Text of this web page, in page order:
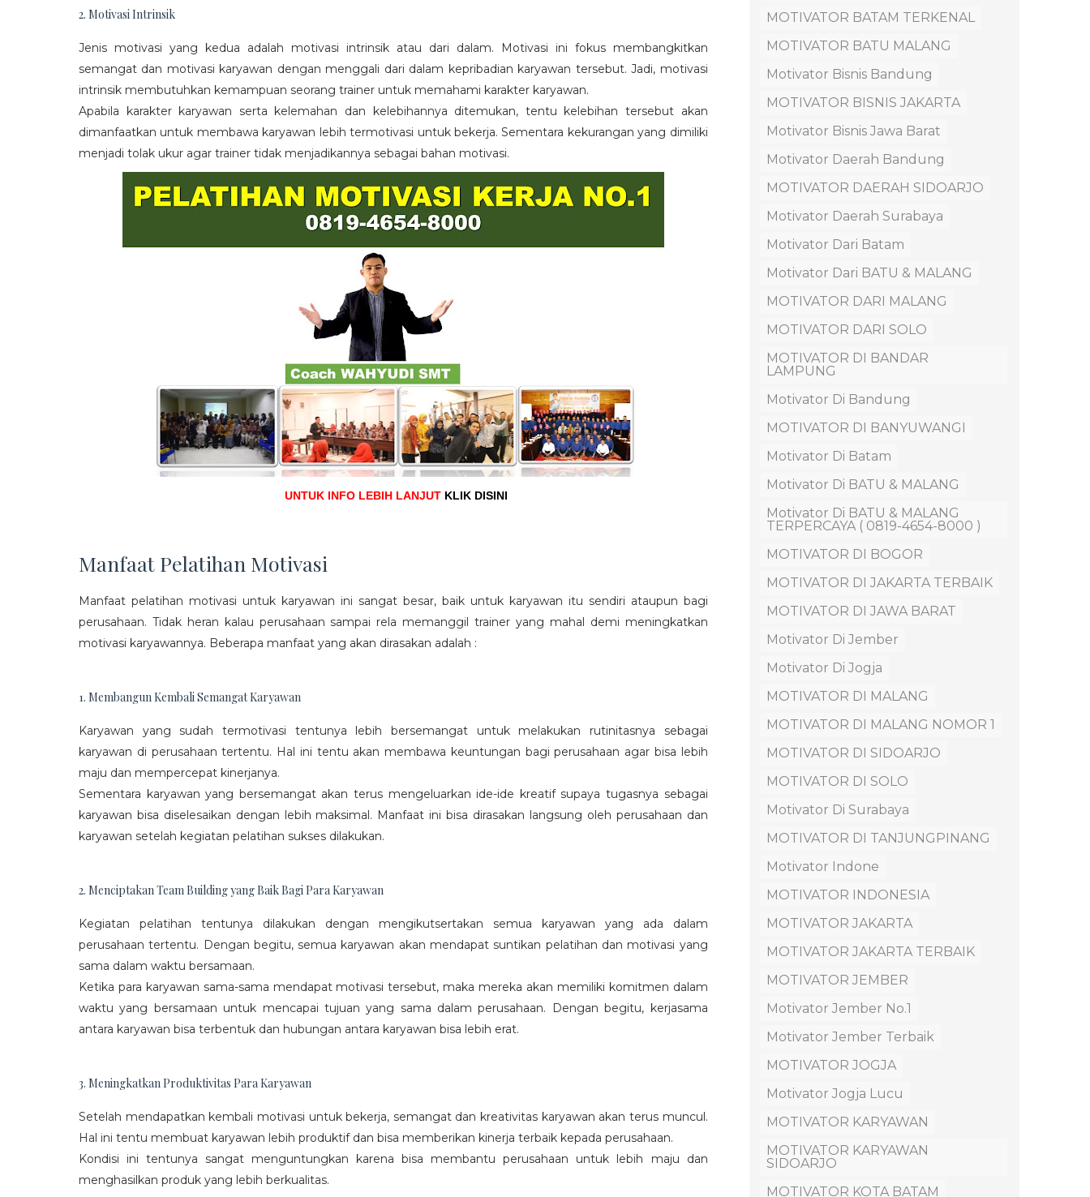
2. Motivasi Intrinsik
Jenis motivasi yang kedua adalah motivasi intrinsik atau dari dalam. Motivasi ini fokus membangkitkan
semangat dan motivasi karyawan dengan menggali dari dalam kepribadian karyawan tersebut. Jadi, motivasi
intrinsik membutuhkan kemampuan seorang trainer untuk memahami karakter karyawan.
Apabila karakter karyawan serta kelemahan dan kelebihannya ditemukan, tentu kelebihan tersebut akan
dimanfaatkan untuk membawa karyawan lebih termotivasi untuk bekerja. Sementara kekurangan yang dimiliki
menjadi tolak ukur agar trainer tidak menjadikannya sebagai bahan motivasi.
UNTUK INFO LEBIH LANJUT KLIK DISINI
Manfaat Pelatihan Motivasi
Manfaat pelatihan motivasi untuk karyawan ini sangat besar, baik untuk karyawan itu sendiri ataupun bagi
perusahaan. Tidak heran kalau perusahaan sampai rela memanggil trainer yang mahal demi meningkatkan
motivasi karyawannya. Beberapa manfaat yang akan dirasakan adalah :
1. Membangun Kembali Semangat Karyawan
Karyawan yang sudah termotivasi tentunya lebih bersemangat untuk melakukan rutinitasnya sebagai
karyawan di perusahaan tertentu. Hal ini tentu akan membawa keuntungan bagi perusahaan agar bisa lebih
maju dan mempercepat kinerjanya.
Sementara karyawan yang bersemangat akan terus mengeluarkan ide-ide kreatif supaya tugasnya sebagai
karyawan bisa diselesaikan dengan lebih maksimal. Manfaat ini bisa dirasakan langsung oleh perusahaan dan
karyawan setelah kegiatan pelatihan sukses dilakukan.
2. Menciptakan Team Building yang Baik Bagi Para Karyawan
Kegiatan pelatihan tentunya dilakukan dengan mengikutsertakan semua karyawan yang ada dalam
perusahaan tertentu. Dengan begitu, semua karyawan akan mendapat suntikan pelatihan dan motivasi yang
sama dalam waktu bersamaan.
Ketika para karyawan sama-sama mendapat motivasi tersebut, maka mereka akan memiliki komitmen dalam
waktu yang bersamaan untuk mencapai tujuan yang sama dalam perusahaan. Dengan begitu, kerjasama
antara karyawan bisa terbentuk dan hubungan antara karyawan bisa lebih erat.
3. Meningkatkan Produktivitas Para Karyawan
Setelah mendapatkan kembali motivasi untuk bekerja, semangat dan kreativitas karyawan akan terus muncul.
Hal ini tentu membuat karyawan lebih produktif dan bisa memberikan kinerja terbaik kepada perusahaan.
Kondisi ini tentunya sangat menguntungkan karena bisa membantu perusahaan untuk lebih maju dan
menghasilkan produk yang lebih berkualitas.
MOTIVATOR BATAM TERKENAL
MOTIVATOR BATU MALANG
Motivator Bisnis Bandung
MOTIVATOR BISNIS JAKARTA
Motivator Bisnis Jawa Barat
Motivator Daerah Bandung
MOTIVATOR DAERAH SIDOARJO
Motivator Daerah Surabaya
Motivator Dari Batam
Motivator Dari BATU & MALANG
MOTIVATOR DARI MALANG
MOTIVATOR DARI SOLO
MOTIVATOR DI BANDAR
LAMPUNG
Motivator Di Bandung
MOTIVATOR DI BANYUWANGI
Motivator Di Batam
Motivator Di BATU & MALANG
Motivator Di BATU & MALANG
TERPERCAYA ( 0819-4654-8000 )
MOTIVATOR DI BOGOR
MOTIVATOR DI JAKARTA TERBAIK
MOTIVATOR DI JAWA BARAT
Motivator Di Jember
Motivator Di Jogja
MOTIVATOR DI MALANG
MOTIVATOR DI MALANG NOMOR 1
MOTIVATOR DI SIDOARJO
MOTIVATOR DI SOLO
Motivator Di Surabaya
MOTIVATOR DI TANJUNGPINANG
Motivator Indone
MOTIVATOR INDONESIA
MOTIVATOR JAKARTA
MOTIVATOR JAKARTA TERBAIK
MOTIVATOR JEMBER
Motivator Jember No.1
Motivator Jember Terbaik
MOTIVATOR JOGJA
Motivator Jogja Lucu
MOTIVATOR KARYAWAN
MOTIVATOR KARYAWAN
SIDOARJO
MOTIVATOR KOTA BATAM